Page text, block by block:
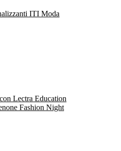
ITI Moda
Lectra Education
Fashion Night